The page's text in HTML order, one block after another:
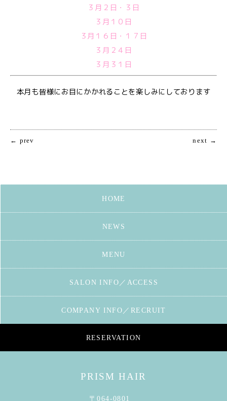
３月２日・３日
３月１０日
３月１６日・１７日
３月２４日
３月３１日
本月も皆様にお目にかかれることを楽しみにしております
← prev next →
HOME
NEWS
MENU
SALON INFO／ACCESS
COMPANY INFO／RECRUIT
RESERVATION
PRISM HAIR
〒064-0801